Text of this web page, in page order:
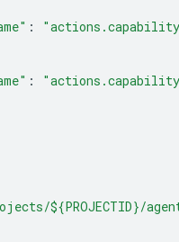
:
:
${PROJECTID}/